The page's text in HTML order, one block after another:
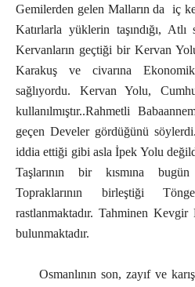
Gemilerden gelen Malların da iç
Katırlarla yüklerin taşındığı,
Kervanların geçtiği bir Kervan
Karakuş ve civarına
sağlıyordu. Kervan Yolu,
kullanılmıştır..Rahmetli
geçen Develer gördüğünü
iddia ettiği gibi asla İpek Yolu
Taşlarının bir kısmına
Topraklarının birleştiği
rastlanmaktadır. Tahminen
bulunmaktadır.
Osmanlının son, zayıf ve